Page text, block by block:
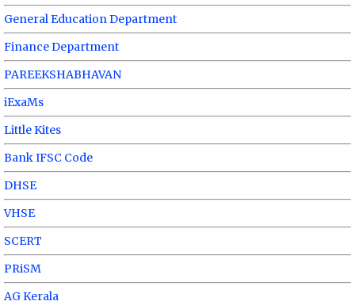
General Education Department
Finance Department
PAREEKSHABHAVAN
iExaMs
Little Kites
Bank IFSC Code
DHSE
VHSE
SCERT
PRiSM
AG Kerala